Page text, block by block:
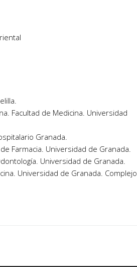
Facultad de Medicina. Universidad
Granada.
Farmacia. Universidad de Granada.
Universidad de Granada.
Universidad de Granada. Complejo